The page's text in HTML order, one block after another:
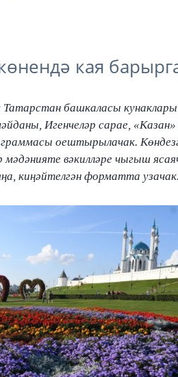
кая
Татарстан башкаласы
Игенчеләр сарае, «Казан»
оештырылачак.
вәкилләре чыгыш
киңәйтелгән форматта